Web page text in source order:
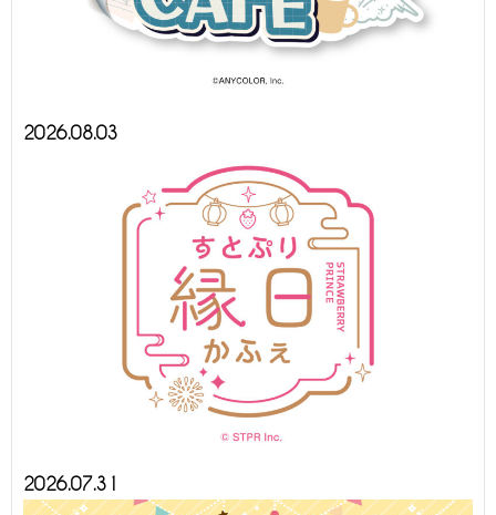
2026.08.03
2026.07.31